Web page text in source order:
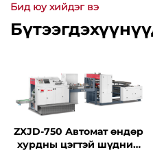
Бид юу хийдэг вэ
ZXJD-750 Автомат өндөр
хурдны цэгтэй шүдний